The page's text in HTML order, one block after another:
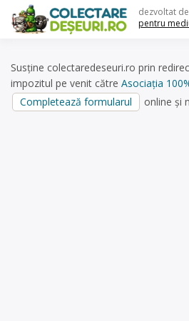
content
dezvoltat
pentru
Susține colectaredeseuri.ro prin
impozitul pe venit către Asociația
Completează formularul
online și